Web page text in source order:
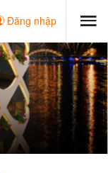
Đăng nhập